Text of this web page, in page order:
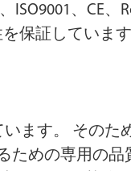
、CE、
保証しています
います。 そのた
ための専用の品